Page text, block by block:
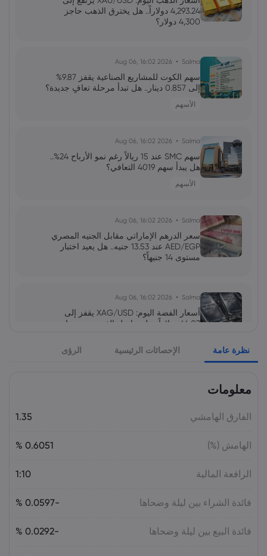
الاصطناعي استدامة الدورة؟
رئيس الاحتياطي الفيدرالي الجديد: نحو إعادة
تشكيل التواصل والتحكم في التوقعات
علي 2026 Jun 13, 00:00
تقلبات سوق الأسهم الأمريكية: تحولات
4,293.24 دولاراً.. هل يخترق الذهب حاجز
4,300 دولار؟
Salma
2026 Aug 06, 16:02
سهم الكوت للمشاريع الصناعية يقفز 9.87%
إلى 0.857 دينار.. هل تبدأ مرحلة تعافٍ جديدة؟
الأسهم
Salma
2026 Aug 06, 16:02
سهم SMC عند 15 ريالاً رغم نمو الأرباح 24%..
هل يبدأ سهم 4019 التعافي؟
الأسهم
Salma
2026 Aug 06, 16:02
سعر الدرهم الإماراتي مقابل الجنيه المصري
AED/EGP عند 13.53 جنيه.. هل يعيد اختبار
مستوى 14 جنيهاً؟
Salma
2026 Aug 06, 16:02
أسعار الفضة اليوم: XAG/USD يقفز إلى
64.07 دولاراً.. هل تواصل الفضة صعودها نحو
Salma
2026 Aug 05, 16:02
نظرة عامة الإحصائات الرئيسية الرؤى
معلومات
الفارق الهامشي 1.35
الهامش (%) 0.6051 %
الرافعة المالية 1:10
فائدة الشراء بين ليلة وضحاها -0.0597 %
فائدة البيع بين ليلة وضحاها -0.0292 %